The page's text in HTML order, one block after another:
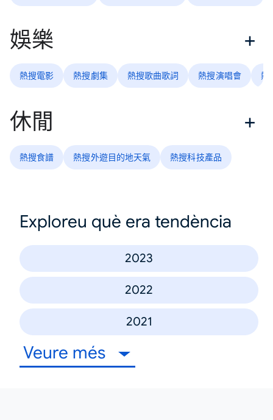
娛樂
熱搜電影 熱搜劇集 熱搜歌曲歌詞 熱搜演唱會 熱
休閒
熱搜食譜 熱搜外遊目的地天氣 熱搜科技產品
Exploreu què era tendència
2023
2022
2021
Veure més